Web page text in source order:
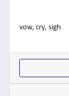
vow, cry, sigh